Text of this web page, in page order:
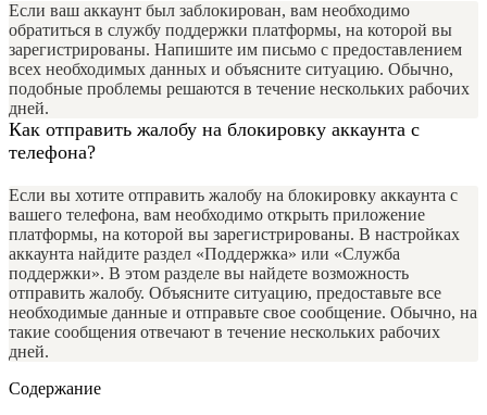
Если ваш аккаунт был заблокирован, вам необходимо
обратиться в службу поддержки платформы, на которой вы
зарегистрированы. Напишите им письмо с предоставлением
всех необходимых данных и объясните ситуацию. Обычно,
подобные проблемы решаются в течение нескольких рабочих
дней.
Как отправить жалобу на блокировку аккаунта с
телефона?
Если вы хотите отправить жалобу на блокировку аккаунта с
вашего телефона, вам необходимо открыть приложение
платформы, на которой вы зарегистрированы. В настройках
аккаунта найдите раздел «Поддержка» или «Служба
поддержки». В этом разделе вы найдете возможность
отправить жалобу. Объясните ситуацию, предоставьте все
необходимые данные и отправьте свое сообщение. Обычно, на
такие сообщения отвечают в течение нескольких рабочих
дней.
Содержание